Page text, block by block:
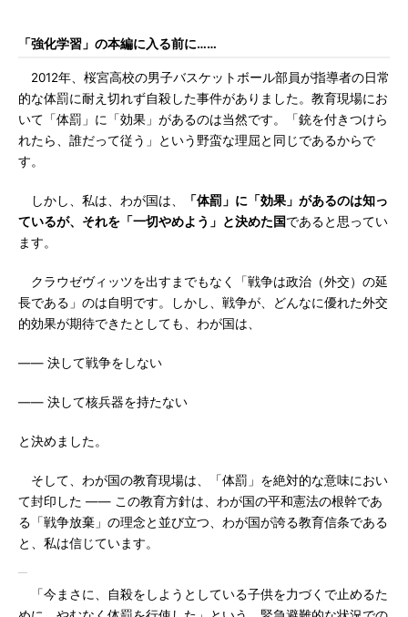
「強化学習」の本編に入る前に……
2012年、桜宮高校の男子バスケットボール部員が指導者の日常
的な体罰に耐え切れず自殺した事件がありました。教育現場にお
いて「体罰」に「効果」があるのは当然です。「銃を付きつけら
れたら、誰だって従う」という野蛮な理屈と同じであるからで
す。
しかし、私は、わが国は、
「体罰」に「効果」があるのは知っ
ているが、それを「一切やめよう」と決めた国であると思ってい
ます。
クラウゼヴィッツを出すまでもなく「戦争は政治（外交）の延
長である」のは自明です。しかし、戦争が、どんなに優れた外交
的効果が期待できたとしても、わが国は、
―― 決して戦争をしない
―― 決して核兵器を持たない
と決めました。
そして、わが国の教育現場は、「体罰」を絶対的な意味におい
て封印した ―― この教育方針は、わが国の平和憲法の根幹であ
る「戦争放棄」の理念と並び立つ、わが国が誇る教育信条である
と、私は信じています。
「今まさに、自殺をしようとしている子供を力づくで止めるた